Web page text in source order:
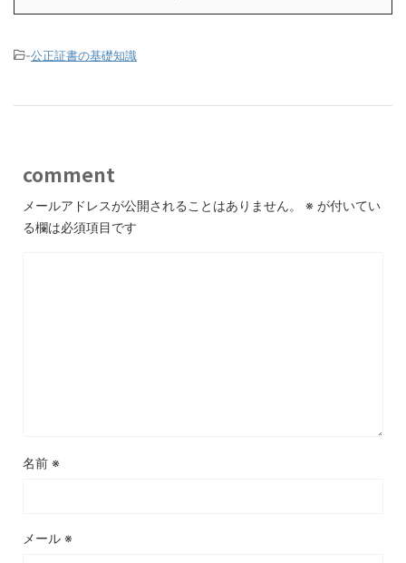
-公正証書の基礎知識
comment
メールアドレスが公開されることはありません。 ※ が付いてい
る欄は必須項目です
名前 ※
メール ※